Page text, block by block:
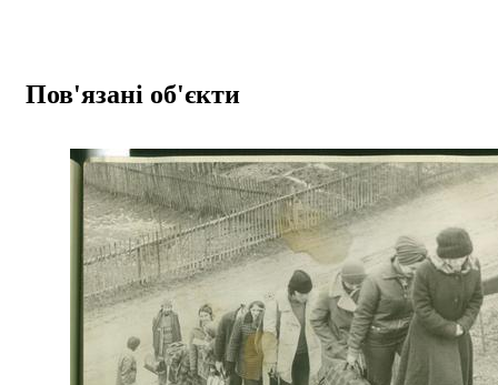
Пов'язані об'єкти